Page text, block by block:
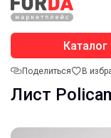
Каталог
Поделиться В
Лист